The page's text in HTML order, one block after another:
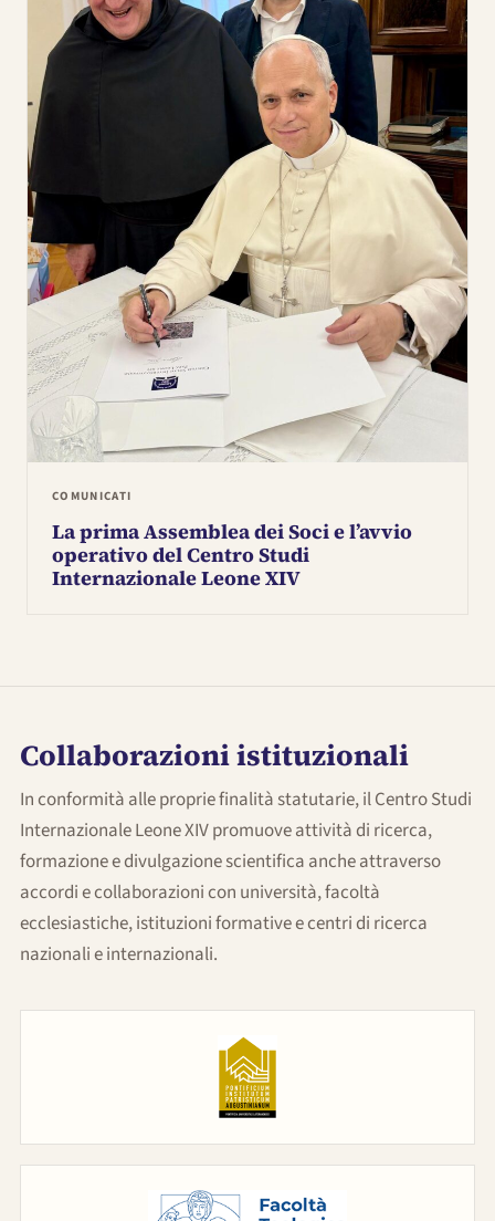
COMUNICATI
La prima Assemblea dei Soci e l’avvio
operativo del Centro Studi
Internazionale Leone XIV
Collaborazioni istituzionali
In conformità alle proprie finalità statutarie, il Centro Studi
Internazionale Leone XIV promuove attività di ricerca,
formazione e divulgazione scientifica anche attraverso
accordi e collaborazioni con università, facoltà
ecclesiastiche, istituzioni formative e centri di ricerca
nazionali e internazionali.